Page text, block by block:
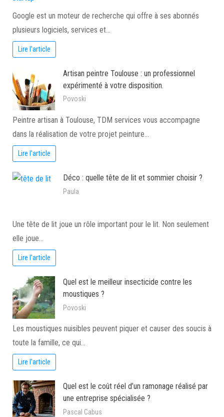
Google est un moteur de recherche qui offre à ses abonnés
plusieurs logiciels, services et…
Lire l'article
Artisan peintre Toulouse : un professionnel
expérimenté à votre disposition.
Povoski
Peintre artisan à Toulouse, TDM services vous accompagne
dans la réalisation de votre projet peinture…
Lire l'article
Déco : quelle tête de lit et sommier choisir ?
Paula
Une tête de lit joue un rôle important pour le lit. Non seulement
elle joue…
Lire l'article
Quel est le meilleur insecticide contre les
moustiques ?
Povoski
Les moustiques nuisibles peuvent piquer et causer des soucis à
toute la famille, ce qui…
Lire l'article
Quel est le coût réel d’un ramonage réalisé par
une entreprise spécialisée ?
Pascal Cabus